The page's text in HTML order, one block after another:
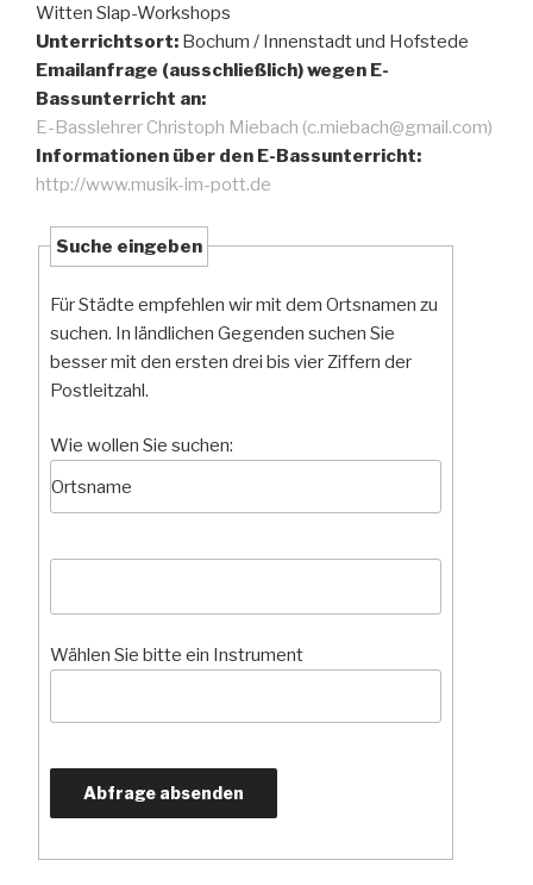
Witten Slap-Workshops
Unterrichtsort: Bochum / Innenstadt und Hofstede
Emailanfrage (ausschließlich) wegen E-
Bassunterricht an:
E-Basslehrer Christoph Miebach (c.miebach@gmail.com)
Informationen über den E-Bassunterricht:
http://www.musik-im-pott.de
Suche eingeben
Für Städte empfehlen wir mit dem Ortsnamen zu
suchen. In ländlichen Gegenden suchen Sie
besser mit den ersten drei bis vier Ziffern der
Postleitzahl.
Wie wollen Sie suchen:
Wählen Sie bitte ein Instrument